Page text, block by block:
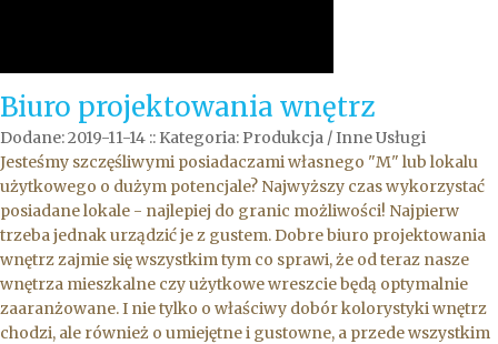
Biuro projektowania wnętrz
Dodane: 2019-11-14 :: Kategoria: Produkcja / Inne Usługi
Jesteśmy szczęśliwymi posiadaczami własnego "M" lub lokalu
użytkowego o dużym potencjale? Najwyższy czas wykorzystać
posiadane lokale - najlepiej do granic możliwości! Najpierw
trzeba jednak urządzić je z gustem. Dobre biuro projektowania
wnętrz zajmie się wszystkim tym co sprawi, że od teraz nasze
wnętrza mieszkalne czy użytkowe wreszcie będą optymalnie
zaaranżowane. I nie tylko o właściwy dobór kolorystyki wnętrz
chodzi, ale również o umiejętne i gustowne, a przede wszystkim